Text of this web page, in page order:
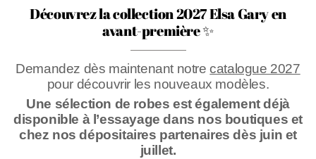
Découvrez la collection 2027 Elsa Gary en
avant-première ✨
Demandez dès maintenant notrecatalogue 2027
pour découvrir les nouveaux modèles.
Une sélection de robes est également déjà
disponible à l’essayage dans nos boutiques et
chez nos dépositaires partenaires dès juin et
juillet.